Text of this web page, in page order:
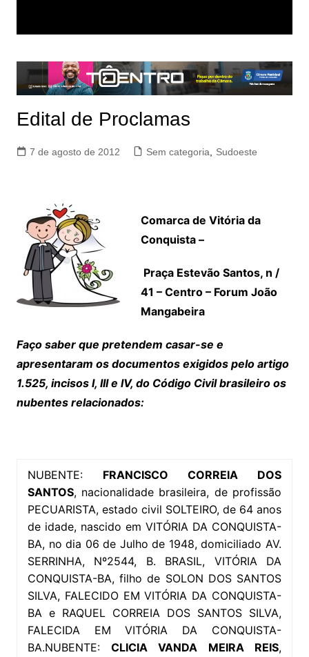
Edital de Proclamas
7 de agosto de 2012 Sem categoria, Sudoeste
Comarca de Vitória da
Conquista –
Praça Estevão Santos, n /
41 – Centro – Forum João
Mangabeira
Faço saber que pretendem casar-se e
apresentaram os documentos exigidos pelo artigo
1.525, incisos I, III e IV, do Código Civil brasileiro os
nubentes relacionados:
NUBENTE: FRANCISCO CORREIA DOS
SANTOS, nacionalidade brasileira, de profissão
PECUARISTA, estado civil SOLTEIRO, de 64 anos
de idade, nascido em VITÓRIA DA CONQUISTA-
BA, no dia 06 de Julho de 1948, domiciliado AV.
SERRINHA, Nº2544, B. BRASIL, VITÓRIA DA
CONQUISTA-BA, filho de SOLON DOS SANTOS
SILVA, FALECIDO EM VITÓRIA DA CONQUISTA-
BA e RAQUEL CORREIA DOS SANTOS SILVA,
FALECIDA EM VITÓRIA DA CONQUISTA-
BA.NUBENTE:CLICIA VANDA MEIRA REIS,